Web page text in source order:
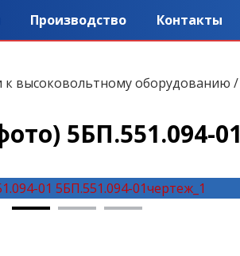
Производство Контакты
к высоковольтному оборудованию /
5БП.551.094-01